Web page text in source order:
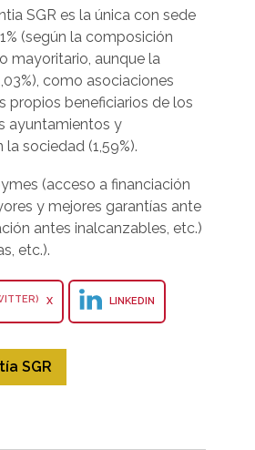
SGR es la única con sede
(según la composición
mayoritario, aunque la
como asociaciones
propios beneficiarios de los
ayuntamientos y
sociedad (1,59%).
(acceso a financiación
y mejores garantías ante
antes inalcanzables, etc.)
etc.).
X LINKEDIN
SGR